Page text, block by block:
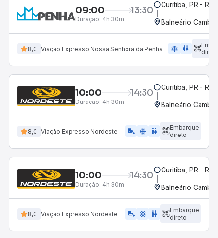
09:00 13:30
Duração: 4h 30m
Curitiba, PR -
Balneário
8,0 Viação Expresso Nossa Senhora da Penha ac_unit wc
direto
10:00 14:30
Duração: 4h 30m
Curitiba, PR -
Balneário
8,0 Viação Expresso Nordeste airline_seat_legroom_extra ac_unit WC
Embarque
direto
10:00 14:30
Duração: 4h 30m
Curitiba, PR -
Balneário
8,0 Viação Expresso Nordeste airline_seat_legroom_extra ac_unit WC
Embarque
direto